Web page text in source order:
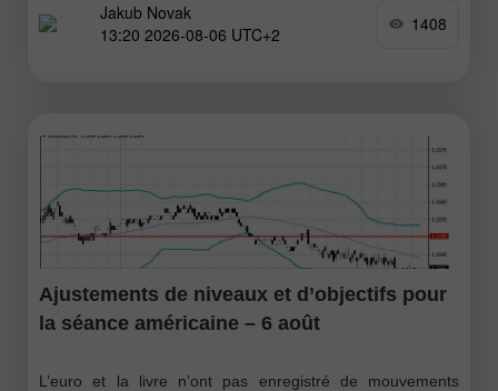
limitait le potentiel de baisse de la paire
Jakub Novak
13:20 2026-08-06 UTC+2
1408
Ajustements de niveaux et d’objectifs pour
la séance américaine – 6 août
L’euro et la livre n’ont pas enregistré de mouvements